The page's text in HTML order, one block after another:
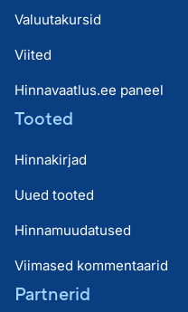
Valuutakursid
Viited
Hinnavaatlus.ee paneel
Tooted
Hinnakirjad
Uued tooted
Hinnamuudatused
Viimased kommentaarid
Partnerid